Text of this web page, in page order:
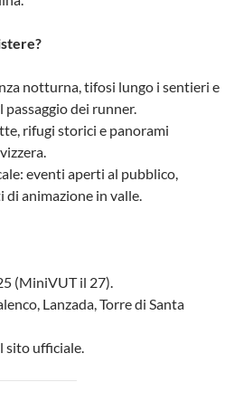
notturna, tifosi lungo i sentieri e
passaggio dei runner.
rifugi storici e panorami
eventi aperti al pubblico,
di animazione in valle.
(MiniVUT il 27).
Lanzada, Torre di Santa
sito ufficiale.